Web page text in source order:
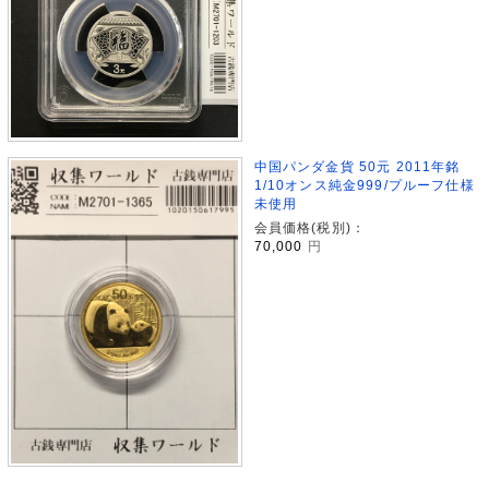
中国パンダ金貨 50元 2011年銘
1/10オンス純金999/プルーフ仕様
未使用
会員価格(税別)：
70,000 円